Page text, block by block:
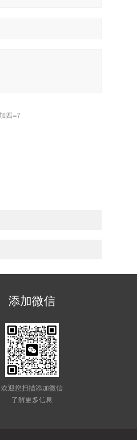
四=7
添加微信
欢迎您扫描添加微信
了解更多信息